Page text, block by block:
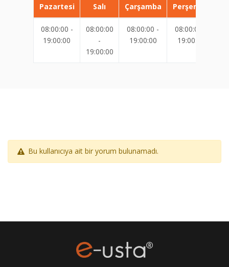
Pazartesi Salı Çarşamba Perşembe
08:00:00 -
19:00:00
08:00:00
-
19:00:00
08:00:00 -
19:00:00
08:00:00 -
19:00:00
Bu kullanıcıya ait bir yorum bulunamadı.